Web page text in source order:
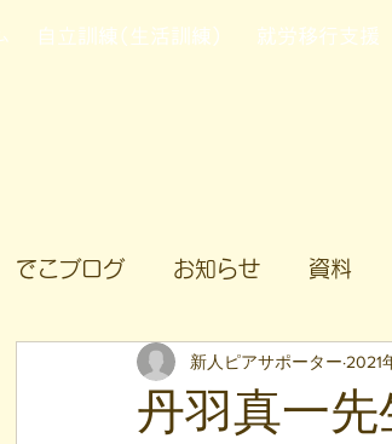
自立訓練(生活訓練) 就労移行支援
でこブログ お知らせ 資料
丹羽真一
新人ピアサポーター 2021